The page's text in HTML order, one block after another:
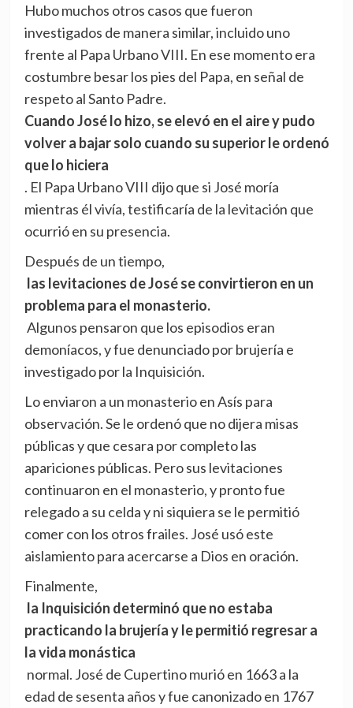
Hubo muchos otros casos que fueron
investigados de manera similar, incluido uno
frente al Papa Urbano VIII. En ese momento era
costumbre besar los pies del Papa, en señal de
respeto al Santo Padre.
Cuando José lo hizo, se elevó en el aire y pudo
volver a bajar solo cuando su superior le ordenó
que lo hiciera
. El Papa Urbano VIII dijo que si José moría
mientras él vivía, testificaría de la levitación que
ocurrió en su presencia.
Después de un tiempo,
las levitaciones de José se convirtieron en un
problema para el monasterio.
Algunos pensaron que los episodios eran
demoníacos, y fue denunciado por brujería e
investigado por la Inquisición.
Lo enviaron a un monasterio en Asís para
observación. Se le ordenó que no dijera misas
públicas y que cesara por completo las
apariciones públicas. Pero sus levitaciones
continuaron en el monasterio, y pronto fue
relegado a su celda y ni siquiera se le permitió
comer con los otros frailes. José usó este
aislamiento para acercarse a Dios en oración.
Finalmente,
la Inquisición determinó que no estaba
practicando la brujería y le permitió regresar a
la vida monástica
normal. José de Cupertino murió en 1663 a la
edad de sesenta años y fue canonizado en 1767